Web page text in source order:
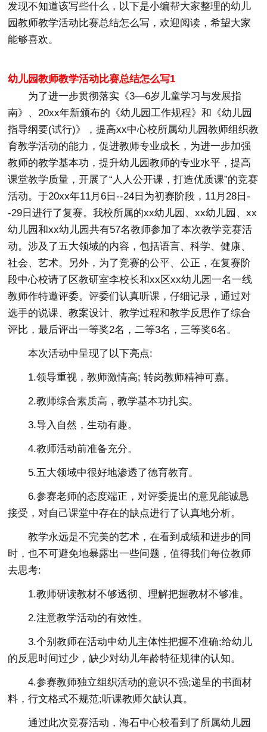
发现不知道该写些什么，以下是小编帮大家整理的幼儿
园教师教学活动比赛总结怎么写，欢迎阅读，希望大家
能够喜欢。
幼儿园教师教学活动比赛总结怎么写1
为了进一步贯彻落实《3—6岁儿童学习与发展指
南》、20xx年新颁布的《幼儿园工作规程》和《幼儿园
指导纲要(试行)》，提高xx中心校所属幼儿园教师组织教
育教学活动的能力，促进教师专业成长，为进一步加强
教师的教学基本功，提升幼儿园教师的专业水平，提高
课堂教学质量，开展了“人人公开课，打造优质课”的竞赛
活动。于20xx年11月6日--24日为初赛阶段，11月28日-
-29日进行了复赛。我校所属的xx幼儿园、xx幼儿园、xx
幼儿园和xx幼儿园共有57名教师参加了本次教学竞赛活
动。涉及了五大领域的内容，包括语言、科学、健康、
社会、艺术。另外，为了竞赛的公平、公正，在复赛阶
段中心校请了区教研室李校长和xx区xx幼儿园一名一线
教师作特邀评委。评委们认真听课，仔细记录，通过对
选手的说课、教案设计、教学过程和教学反思作了综合
评比，最后评出一等奖2名，二等3名，三等奖6名。
本次活动中呈现了以下亮点:
1.领导重视，教师激情高; 转岗教师精神可嘉。
2.教师综合素质高，教学基本功扎实。
3.导入自然，生动有趣。
4.教师活动前准备充分。
5.五大领域中很好地渗透了德育教育。
6.参赛老师的态度端正，对评委提出的意见能诚恳
接受，对自己课堂中存在的缺点进行了认真地分析。
教学永远是不完美的艺术，在看到成绩和进步的同
时，也不可避免地暴露出一些问题，值得我们每位教师
去思考:
1.教师研读教材不够透彻、理解把握教材不够准。
2.注意教学活动的有效性。
3.个别教师在活动中幼儿主体性把握不准确;给幼儿
的反思时间过少，缺少对幼儿年龄特征规律的认知。
4.参赛教师独立组织活动的意识不强;递呈的书面材
料，行文格式不规范;听课教师欠缺认真。
通过此次竞赛活动，海石中心校看到了所属幼儿园